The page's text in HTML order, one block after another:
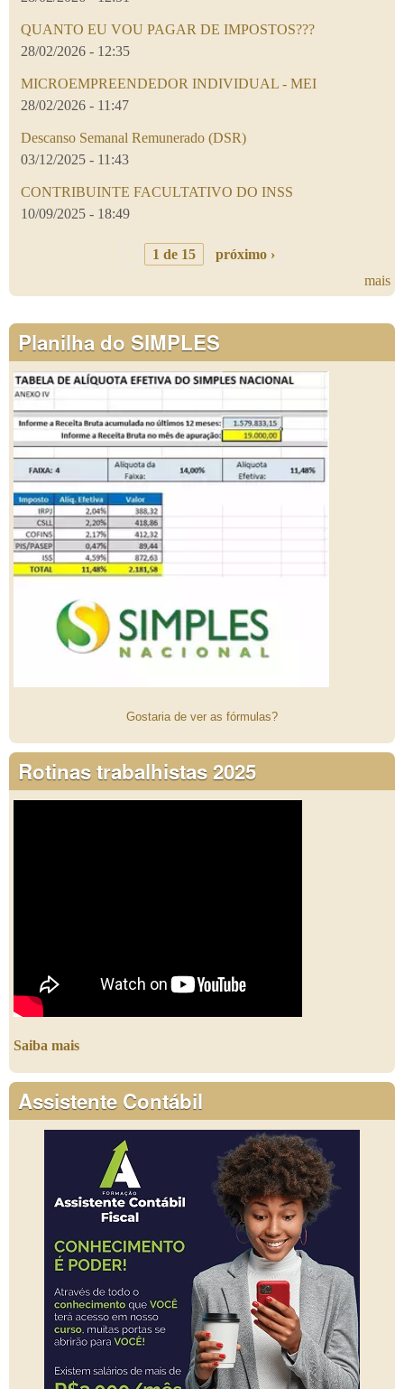
QUANTO EU VOU PAGAR DE IMPOSTOS???
28/02/2026 - 12:35
MICROEMPREENDEDOR INDIVIDUAL - MEI
28/02/2026 - 11:47
Descanso Semanal Remunerado (DSR)
03/12/2025 - 11:43
CONTRIBUINTE FACULTATIVO DO INSS
10/09/2025 - 18:49
1 de 15
próximo ›
mais
Planilha do SIMPLES
Gostaria de ver as fórmulas?
Rotinas trabalhistas 2025
Saiba mais
Assistente Contábil